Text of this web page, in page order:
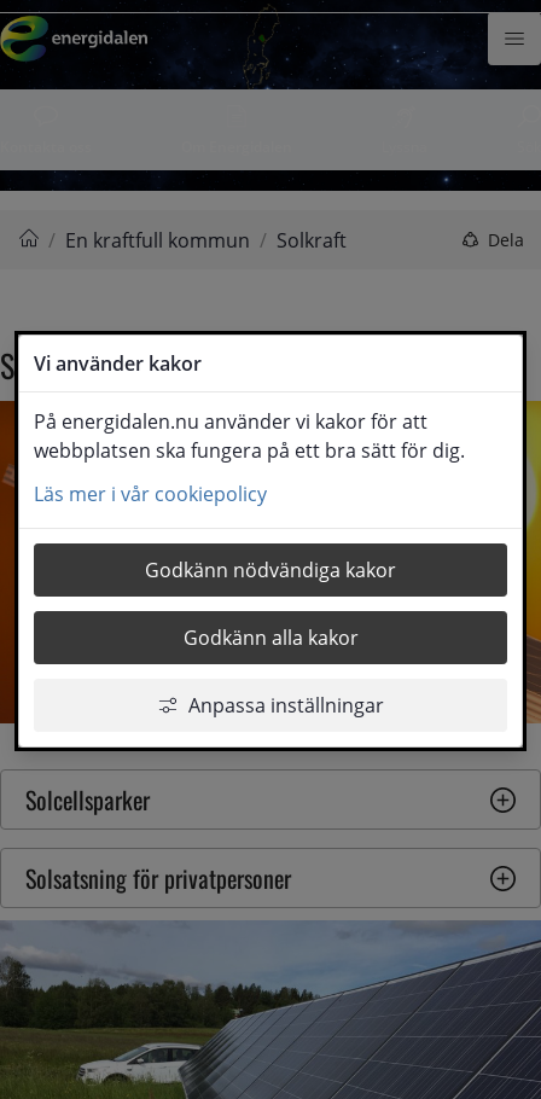
Hoppa till innehåll
/ En kraftfull kommun / Solkraft Dela
Solkraft
Solcellsparker
Solsatsning för privatpersoner
Vi använder kakor
På energidalen.nu använder vi kakor för att
webbplatsen ska fungera på ett bra sätt för dig.
Läs mer i vår cookiepolicy
Godkänn nödvändiga kakor
Godkänn alla kakor
Anpassa inställningar